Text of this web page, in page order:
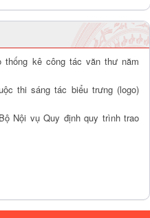
thống kê công tác văn thư năm
thi sáng tác biểu trưng (logo)
Nội vụ Quy định quy trình trao